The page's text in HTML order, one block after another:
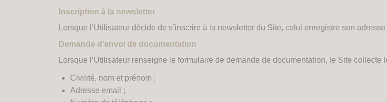
Inscription à la newsletter
Lorsque l’Utilisateur décide de s’inscrire à la newsletter du Site, celui enregistre son
Demande d’envoi de documentation
Lorsque l’Utilisateur renseigne le formulaire de demande de documentation, le Site
Civilité, nom et prénom ;
Adresse email ;